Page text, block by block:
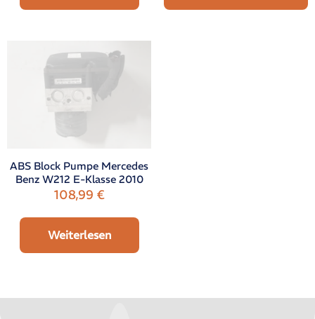
ABS Block Pumpe Mercedes
Benz W212 E-Klasse 2010
108,99 €
Weiterlesen